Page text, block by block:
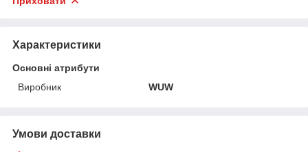
Характеристики
Основні атрибути
Виробник
WUW
Умови доставки